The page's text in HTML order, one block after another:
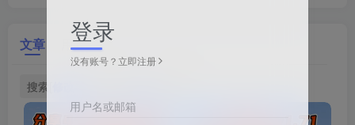
文章 用户
搜索[
登录
没有账号？立即注册
用户名或邮箱